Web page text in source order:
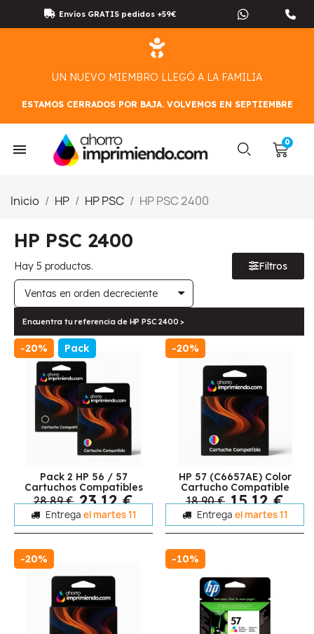
Envíos GRATIS pedidos +59€
UN NUEVO MIEMBRO LLEGÓ A LA FAMILIA
ESTAMOS CERRADOS POR BAJA. VOLVEMOS EN SEPTIEMBRE
Inicio HP HP PSC HP PSC 2400
HP PSC 2400
Hay 5 productos. Filtros
Encuentra tu referencia de HP PSC 2400 >
-20% Pack
Pack 2 HP 56 / 57
Cartuchos Compatibles
28,89 € 23,12 €
Entrega el martes 11
-20%
HP 57 (C6657AE) Color
Cartucho Compatible
18,90 € 15,12 €
Entrega el martes 11
-20% -10%